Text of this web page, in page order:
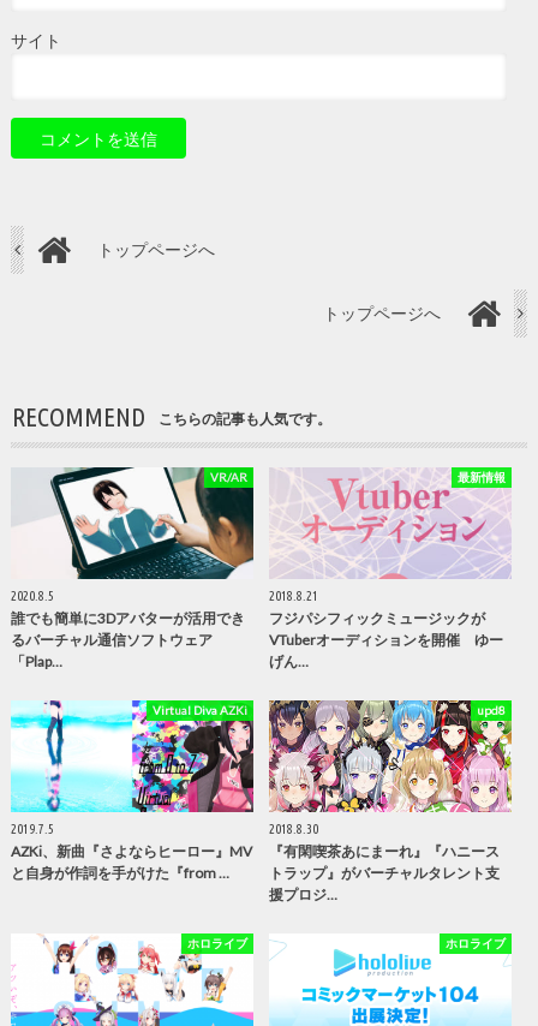
サイト
トップページへ
トップページへ
RECOMMEND こちらの記事も人気です。
VR/AR
2020.8.5
誰でも簡単に3Dアバターが活用でき
るバーチャル通信ソフトウェア
「Plap…
最新情報
2018.8.21
フジパシフィックミュージックが
VTuberオーディションを開催 ゆー
げん…
Virtual Diva AZKi
2019.7.5
AZKi、新曲『さよならヒーロー』MV
と自身が作詞を手がけた『from …
upd8
2018.8.30
『有閑喫茶あにまーれ』『ハニース
トラップ』がバーチャルタレント支
援プロジ…
ホロライブ ホロライブ